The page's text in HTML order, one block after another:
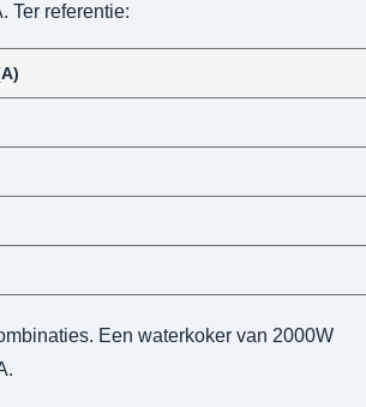
Ter referentie:
Een waterkoker van 2000W